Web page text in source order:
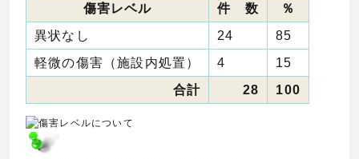
傷害レベル 件 数
％
異状なし
24
85
軽微の傷害（施設内処置）
4
15
合計
28 100